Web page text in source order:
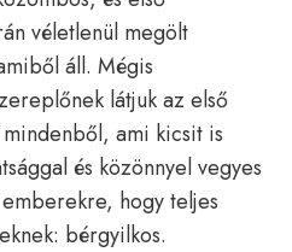
véletlenül megölt
áll. Mégis
látjuk az első
ami kicsit is
és közönnyel vegyes
hogy teljes
bérgyilkos.